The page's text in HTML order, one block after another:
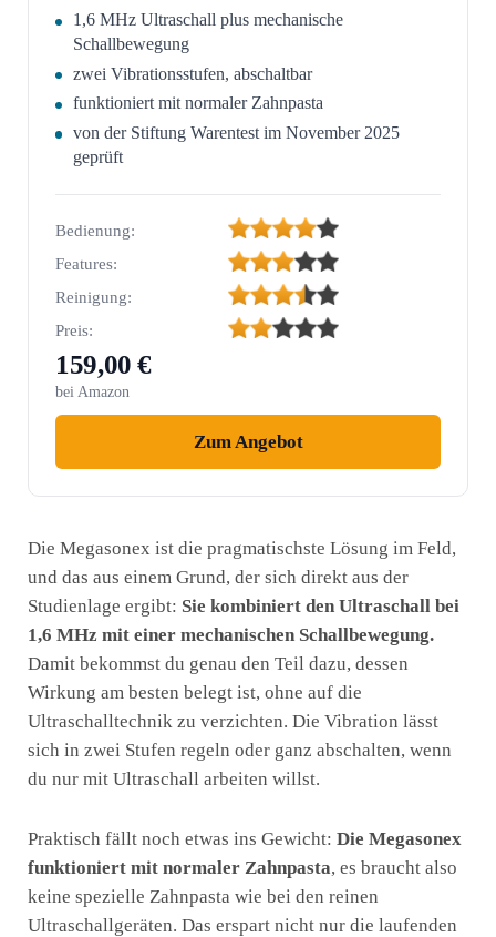
1,6 MHz Ultraschall plus mechanische
Schallbewegung
zwei Vibrationsstufen, abschaltbar
funktioniert mit normaler Zahnpasta
von der Stiftung Warentest im November 2025
geprüft
Bedienung:
Features:
Reinigung:
Preis:
159,00 €
bei Amazon
Zum Angebot
Die Megasonex ist die pragmatischste Lösung im Feld,
und das aus einem Grund, der sich direkt aus der
Studienlage ergibt: Sie kombiniert den Ultraschall bei
1,6 MHz mit einer mechanischen Schallbewegung.
Damit bekommst du genau den Teil dazu, dessen
Wirkung am besten belegt ist, ohne auf die
Ultraschalltechnik zu verzichten. Die Vibration lässt
sich in zwei Stufen regeln oder ganz abschalten, wenn
du nur mit Ultraschall arbeiten willst.
Praktisch fällt noch etwas ins Gewicht: Die Megasonex
funktioniert mit normaler Zahnpasta, es braucht also
keine spezielle Zahnpasta wie bei den reinen
Ultraschallgeräten. Das erspart nicht nur die laufenden